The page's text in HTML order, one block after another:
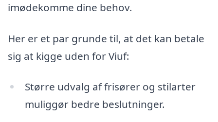
imødekomme dine behov.
Her er et par grunde til, at det kan betale
sig at kigge uden for Viuf:
Større udvalg af frisører og stilarter
muliggør bedre beslutninger.